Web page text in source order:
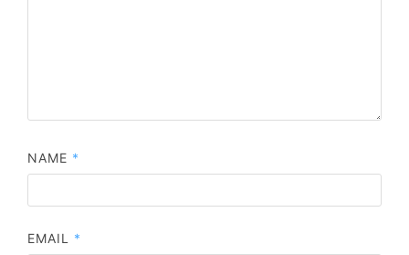
NAME *
EMAIL *